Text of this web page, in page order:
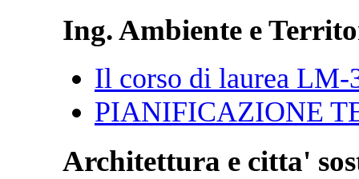
Ing. Ambiente e
Il corso di laurea LM-
PIANIFICAZIONE
Architettura e citta'